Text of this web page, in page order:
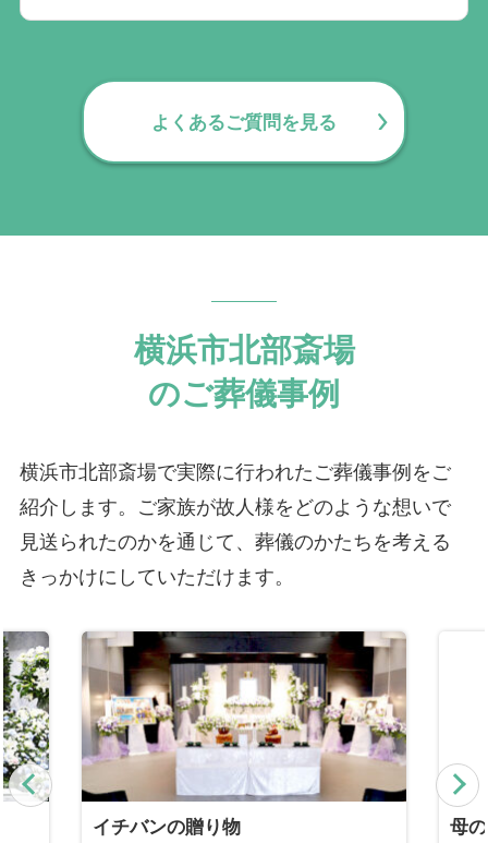
す。撮影を希望する場合は、事前に北部斎
場へ確認してください。
よくあるご質問を見る
横浜市北部斎場
のご葬儀事例
横浜市北部斎場で実際に行われたご葬儀事例をご
紹介します。ご家族が故人様をどのような想いで
見送られたのかを通じて、葬儀のかたちを考える
きっかけにしていただけます。
Previous
イチバンの贈り物 母